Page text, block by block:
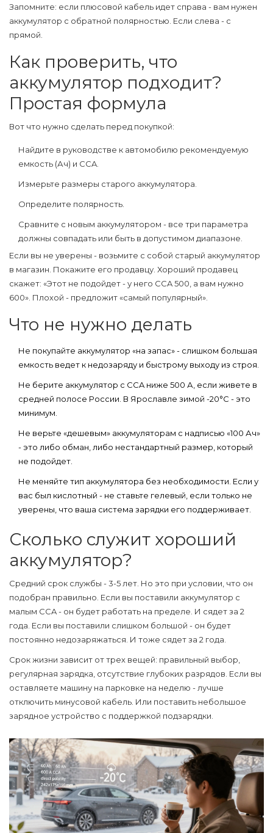
Запомните: если плюсовой кабель идет справа - вам нужен
аккумулятор с обратной полярностью. Если слева - с
прямой.
Как проверить, что
аккумулятор подходит?
Простая формула
Вот что нужно сделать перед покупкой:
Найдите в руководстве к автомобилю рекомендуемую
емкость (Ач) и CCA.
Измерьте размеры старого аккумулятора.
Определите полярность.
Сравните с новым аккумулятором - все три параметра
должны совпадать или быть в допустимом диапазоне.
Если вы не уверены - возьмите с собой старый аккумулятор
в магазин. Покажите его продавцу. Хороший продавец
скажет: «Этот не подойдет - у него CCA 500, а вам нужно
600». Плохой - предложит «самый популярный».
Что не нужно делать
Не покупайте аккумулятор «на запас» - слишком большая
емкость ведет к недозаряду и быстрому выходу из строя.
Не берите аккумулятор с CCA ниже 500 А, если живете в
средней полосе России. В Ярославле зимой -20°C - это
минимум.
Не верьте «дешевым» аккумуляторам с надписью «100 Ач»
- это либо обман, либо нестандартный размер, который
не подойдет.
Не меняйте тип аккумулятора без необходимости. Если у
вас был кислотный - не ставьте гелевый, если только не
уверены, что ваша система зарядки его поддерживает.
Сколько служит хороший
аккумулятор?
Средний срок службы - 3-5 лет. Но это при условии, что он
подобран правильно. Если вы поставили аккумулятор с
малым CCA - он будет работать на пределе. И сядет за 2
года. Если вы поставили слишком большой - он будет
постоянно недозаряжаться. И тоже сядет за 2 года.
Срок жизни зависит от трех вещей: правильный выбор,
регулярная зарядка, отсутствие глубоких разрядов. Если вы
оставляете машину на парковке на неделю - лучше
отключить минусовой кабель. Или поставить небольшое
зарядное устройство с поддержкой подзарядки.